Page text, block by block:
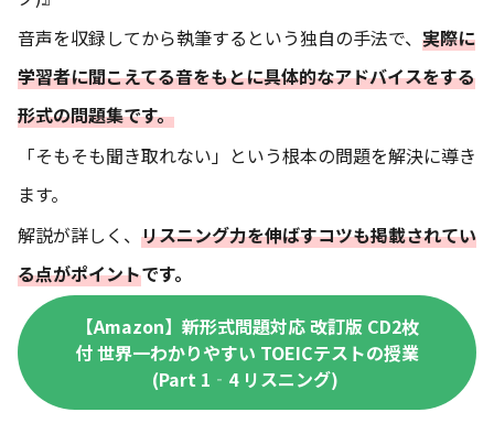
音声を収録してから執筆するという独自の手法で、 実際に
学習者に聞こえてる音をもとに具体的なアドバイスをする
形式の問題集です。
「そもそも聞き取れない」という根本の問題を解決に導き
ます。
解説が詳しく、 リスニング力を伸ばすコツも掲載されてい
る点がポイントです。
【Amazon】新形式問題対応 改訂版 CD2枚
付 世界一わかりやすい TOEICテストの授業
(Part 1‐4 リスニング)